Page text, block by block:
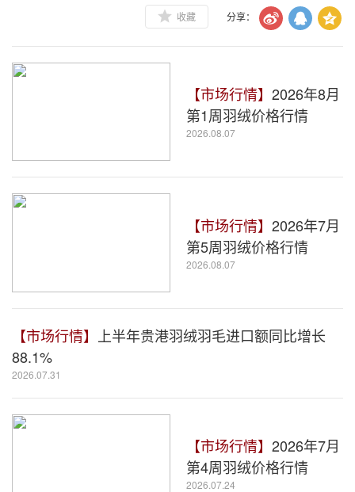
收藏 分享：
【市场行情】 2026年8月
第1周羽绒价格行情
2026.08.07
【市场行情】 2026年7月
第5周羽绒价格行情
2026.08.07
【市场行情】
上半年贵港羽绒羽毛进口额同比增长
88.1%
2026.07.31
【市场行情】 2026年7月
第4周羽绒价格行情
2026.07.24